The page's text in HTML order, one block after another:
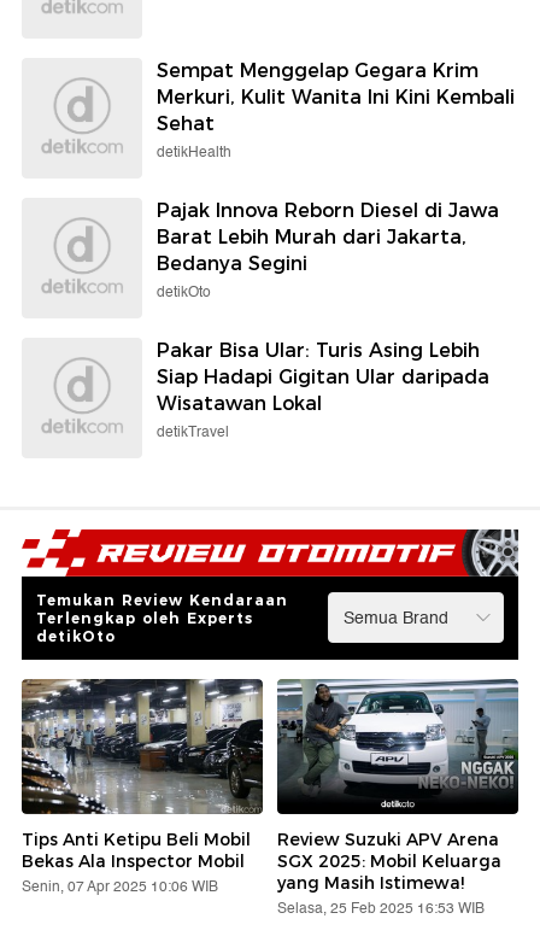
Sempat Menggelap Gegara Krim
Merkuri, Kulit Wanita Ini Kini Kembali
Sehat
detikHealth
Pajak Innova Reborn Diesel di Jawa
Barat Lebih Murah dari Jakarta,
Bedanya Segini
detikOto
Pakar Bisa Ular: Turis Asing Lebih
Siap Hadapi Gigitan Ular daripada
Wisatawan Lokal
detikTravel
Temukan Review Kendaraan
Terlengkap oleh Experts
detikOto
Tips Anti Ketipu Beli Mobil
Bekas Ala Inspector Mobil
Senin, 07 Apr 2025 10:06 WIB
Review Suzuki APV Arena
SGX 2025: Mobil Keluarga
yang Masih Istimewa!
Selasa, 25 Feb 2025 16:53 WIB